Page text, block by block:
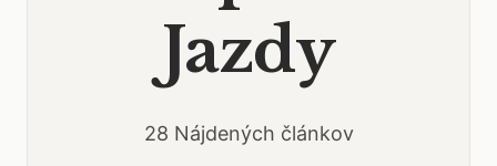
Jazdy
28 Nájdených článkov